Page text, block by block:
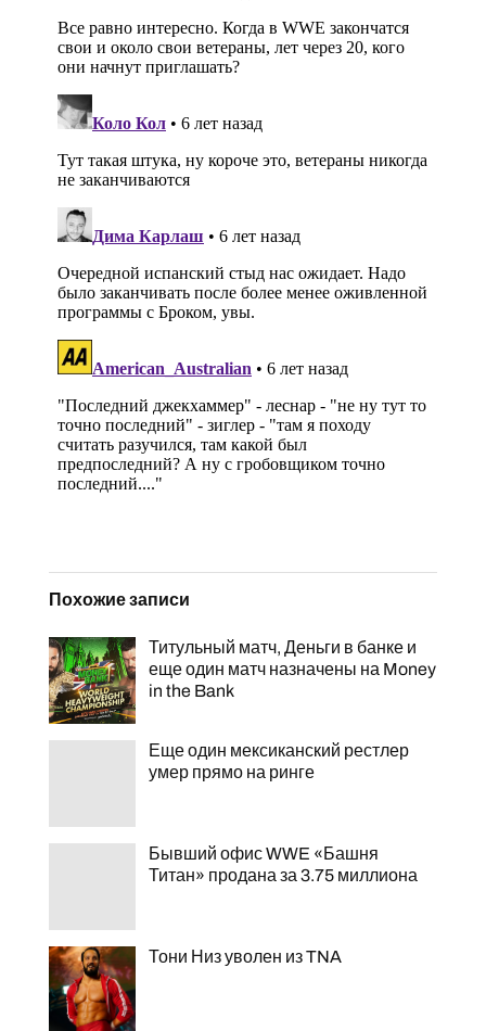
Похожие записи
Титульный матч, Деньги в банке и
еще один матч назначены на Money
in the Bank
Еще один мексиканский рестлер
умер прямо на ринге
Бывший офис WWE «Башня
Титан» продана за 3.75 миллиона
Тони Низ уволен из TNA